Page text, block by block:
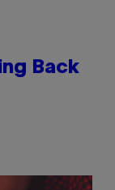
Back